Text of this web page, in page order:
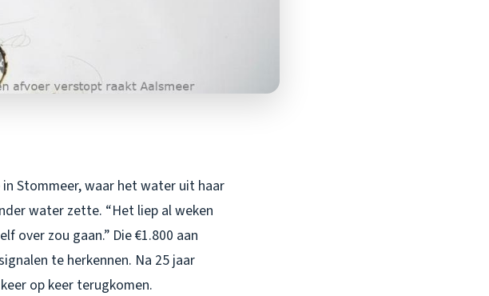
Stommeer, waar het water uit haar
water zette. “Het liep al weken
over zou gaan.” Die €1.800 aan
te herkennen. Na 25 jaar
op keer terugkomen.